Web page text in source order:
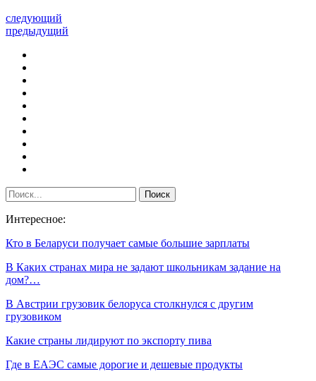
следующий
предыдущий
Интересное:
Кто в Беларуси получает самые большие зарплаты
В Каких странах мира не задают школьникам задание на
дом?…
В Австрии грузовик белоруса столкнулся с другим
грузовиком
Какие страны лидируют по экспорту пива
Где в ЕАЭС самые дорогие и дешевые продукты